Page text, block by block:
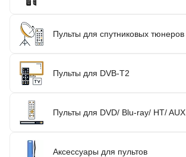
Пульты для спутниковых тюнеров
Пульты для DVB-T2
Пульты для DVD/ Blu-ray/ HT/ AUX
Аксессуары для пультов